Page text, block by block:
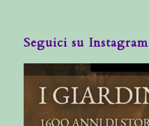
Seguici su Instagram